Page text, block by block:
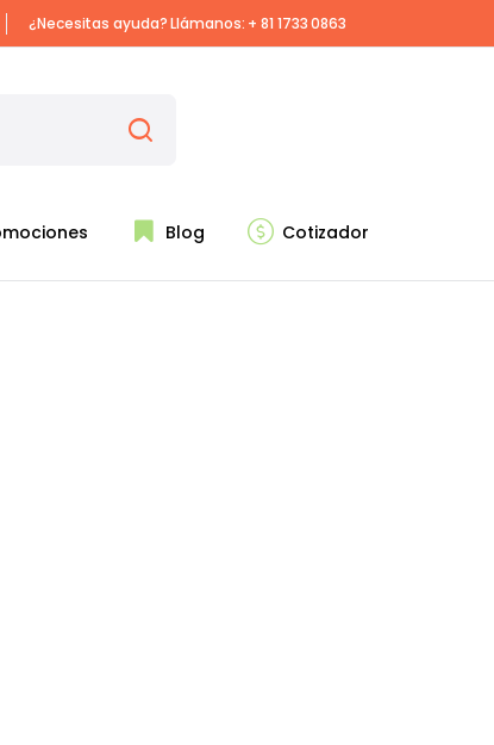
¿Necesitas ayuda? Llámanos: + 81 1733 0863
Blog Cotizador